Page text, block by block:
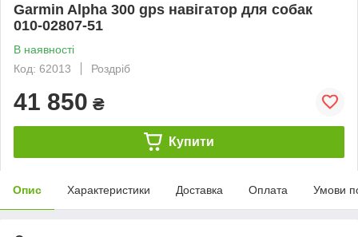
Garmin Alpha 300 gps навігатор для собак
010-02807-51
В наявності
Код: 62013
Роздріб
41 850 ₴
Купити
Опис Характеристики Доставка Оплата Умови